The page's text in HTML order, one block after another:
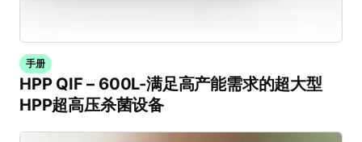
手册
HPP QIF – 600L-满足高产能需求的超大型
HPP超高压杀菌设备